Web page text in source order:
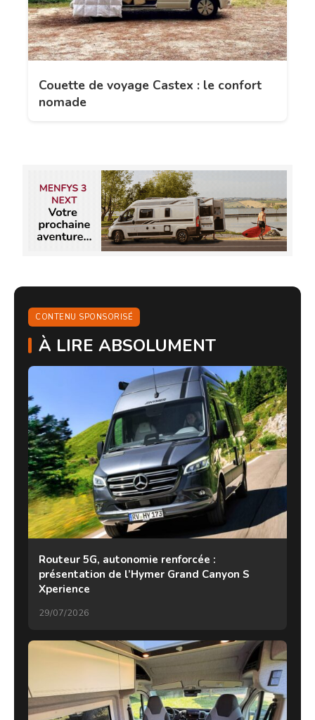
Couette de voyage Castex : le confort
nomade
CONTENU SPONSORISÉ
À LIRE ABSOLUMENT
Routeur 5G, autonomie renforcée :
présentation de l’Hymer Grand Canyon S
Xperience
29/07/2026